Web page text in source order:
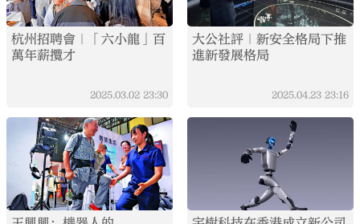
杭州招聘會｜「六小龍」百
萬年薪攬才
2025.03.02 23:30
大公社評｜新安全格局下推
進新發展格局
2025.04.23 23:16